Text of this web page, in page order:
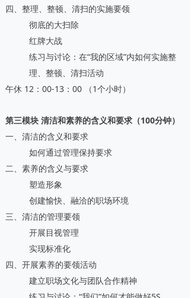
四、整理、整顿、清扫的实施要领
彻底的大扫除
红牌大战
练习与讨论：在“我的区域”内如何实施整
理、整顿、清扫活动
午休 12：00-13：00 （1个小时）
第三模块 清洁和素养的含义和要求（100分钟）
一、清洁的含义和要求
如何通过管理保持要求
二、素养的含义与要求
塑造形象
创建愉快、融洽的职场环境
三、清洁的管理要领
开展目视管理
实现标准化
四、开展素养的要领活动
建立职场文化与团队合作精神